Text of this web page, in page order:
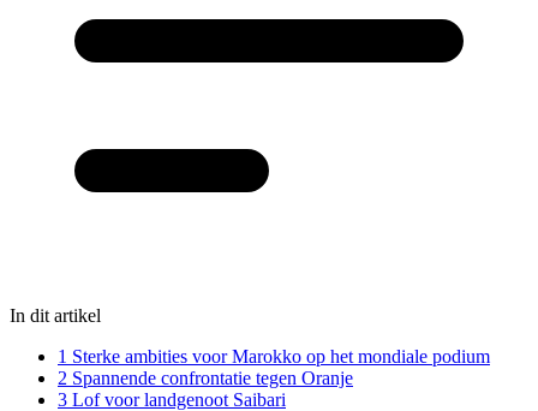
In dit artikel
1 Sterke ambities voor Marokko op het mondiale podium
2 Spannende confrontatie tegen Oranje
3 Lof voor landgenoot Saibari